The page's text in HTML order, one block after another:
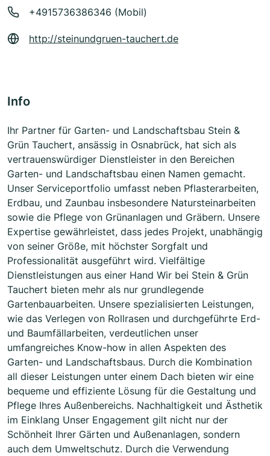
+4915736386346 (Mobil)
http://steinundgruen-tauchert.de
Info
Ihr Partner für Garten- und Landschaftsbau Stein &
Grün Tauchert, ansässig in Osnabrück, hat sich als
vertrauenswürdiger Dienstleister in den Bereichen
Garten- und Landschaftsbau einen Namen gemacht.
Unser Serviceportfolio umfasst neben Pflasterarbeiten,
Erdbau, und Zaunbau insbesondere Natursteinarbeiten
sowie die Pflege von Grünanlagen und Gräbern. Unsere
Expertise gewährleistet, dass jedes Projekt, unabhängig
von seiner Größe, mit höchster Sorgfalt und
Professionalität ausgeführt wird. Vielfältige
Dienstleistungen aus einer Hand Wir bei Stein & Grün
Tauchert bieten mehr als nur grundlegende
Gartenbauarbeiten. Unsere spezialisierten Leistungen,
wie das Verlegen von Rollrasen und durchgeführte Erd-
und Baumfällarbeiten, verdeutlichen unser
umfangreiches Know-how in allen Aspekten des
Garten- und Landschaftsbaus. Durch die Kombination
all dieser Leistungen unter einem Dach bieten wir eine
bequeme und effiziente Lösung für die Gestaltung und
Pflege Ihres Außenbereichs. Nachhaltigkeit und Ästhetik
im Einklang Unser Engagement gilt nicht nur der
Schönheit Ihrer Gärten und Außenanlagen, sondern
auch dem Umweltschutz. Durch die Verwendung